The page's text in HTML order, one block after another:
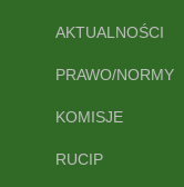
AKTUALNOŚCI
PRAWO/NORMY
KOMISJE
RUCIP